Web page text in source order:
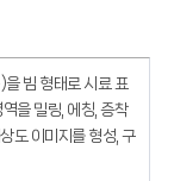
빔 형태로 시료 표
을 밀링, 에칭, 증착
도 이미지를 형성, 구